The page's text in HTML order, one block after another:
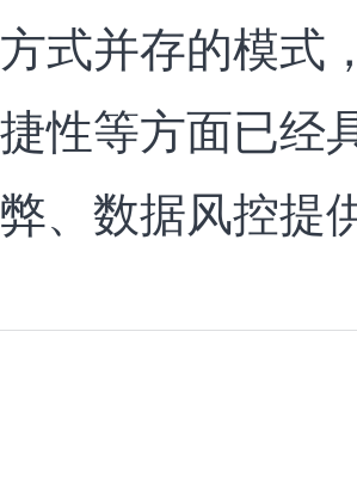
方式并存的模式
捷性等方面已经
弊、数据风控提